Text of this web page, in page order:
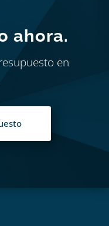
ahora.
en